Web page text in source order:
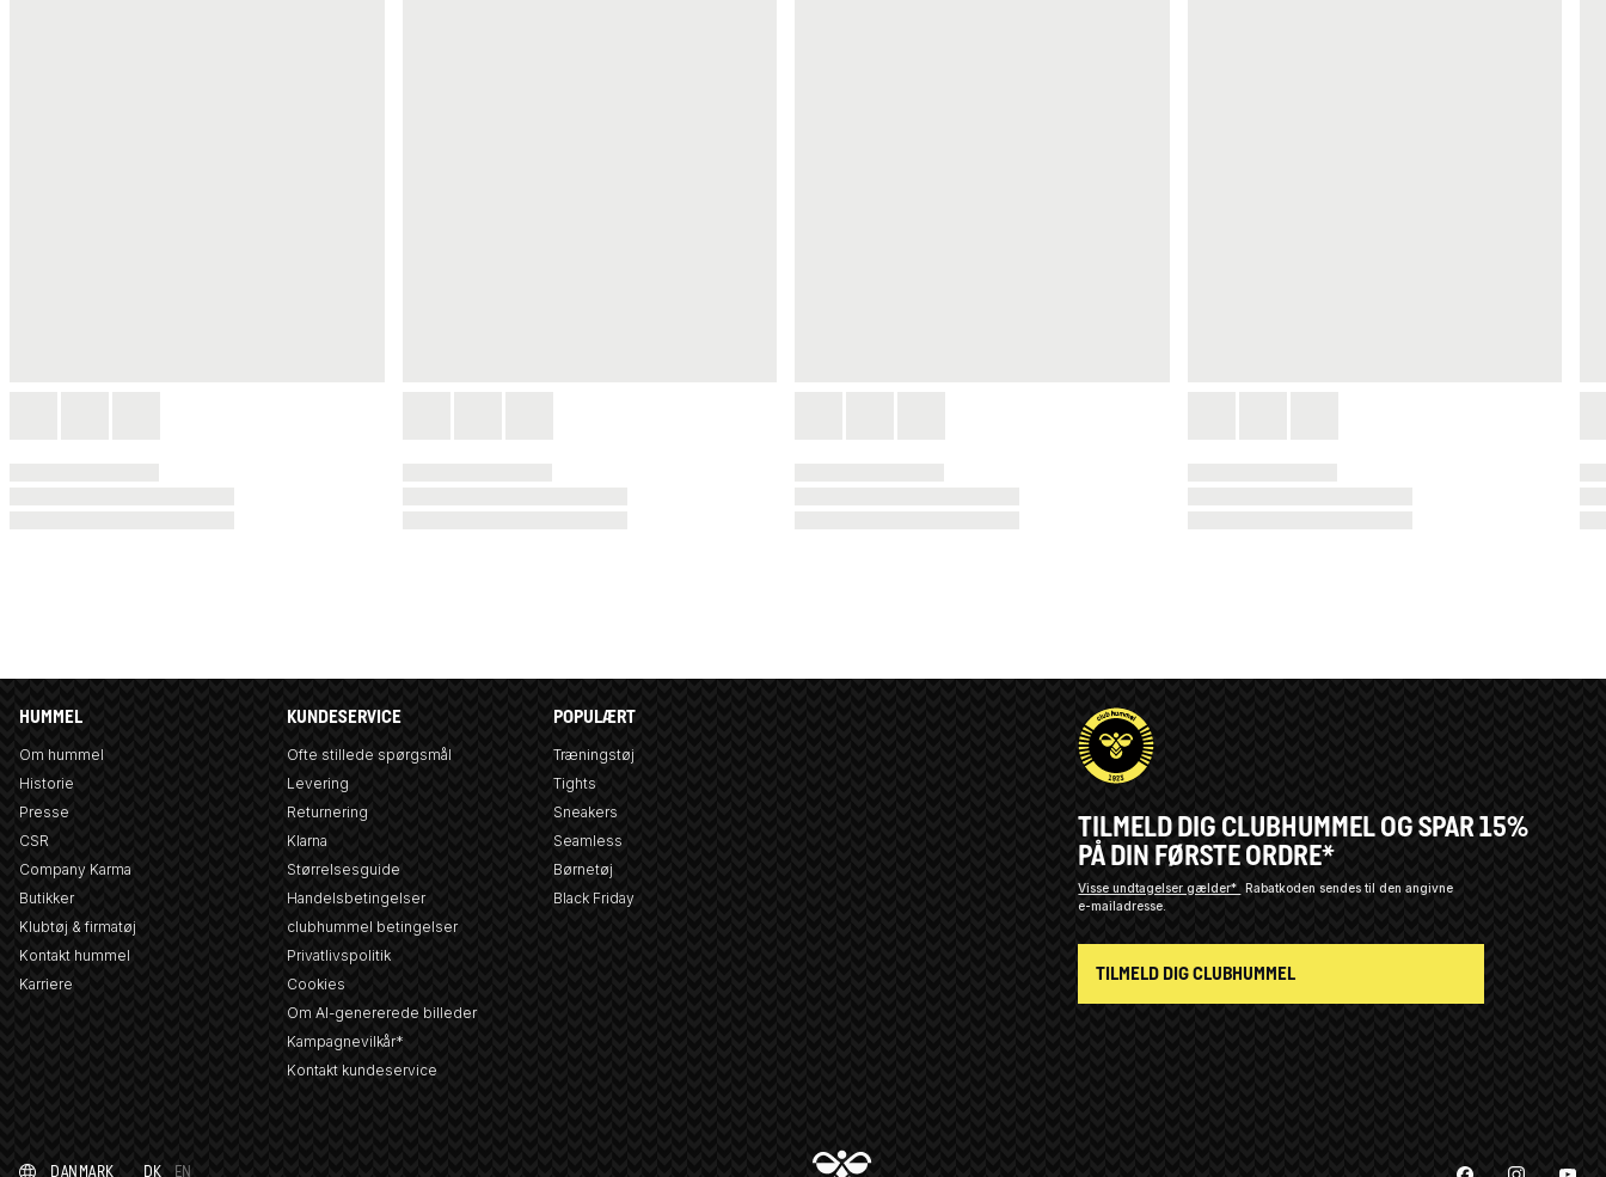
HUMMEL
Om hummel
Historie
Presse
CSR
Company Karma
Butikker
Klubtøj & firmatøj
Kontakt hummel
Karriere
KUNDESERVICE
Ofte stillede spørgsmål
Levering
Returnering
Klarna
Størrelsesguide
Handelsbetingelser
clubhummel betingelser
Privatlivspolitik
Cookies
Om AI-genererede billeder
Kampagnevilkår*
Kontakt kundeservice
POPULÆRT
Træningstøj
Tights
Sneakers
Seamless
Børnetøj
Black Friday
TILMELD DIG CLUBHUMMEL OG SPAR 15%
PÅ DIN FØRSTE ORDRE*
Visse undtagelser gælder*
Rabatkoden sendes til den angivne
e-mailadresse.
TILMELD DIG CLUBHUMMEL
DANMARK DK EN